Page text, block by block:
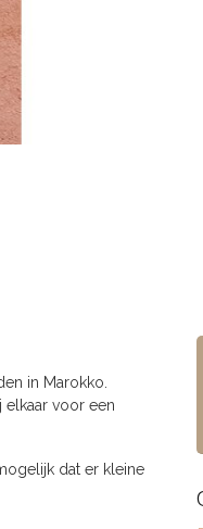
in Marokko.
voor een
dat er kleine